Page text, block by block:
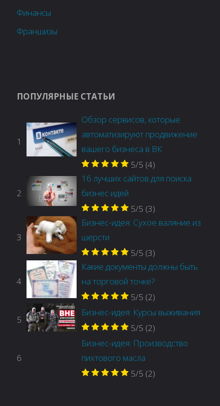
Финансы
Франшизы
ПОПУЛЯРНЫЕ СТАТЬИ
1
Обзор сервисов, которые
автоматизируют продвижение
вашего бизнеса в ВК
5/5 (4)
2
16 лучших сайтов для поиска
бизнес идей
5/5 (3)
3
Бизнес-идея: Сухое валяние из
шерсти
5/5 (3)
4
Какие документы должны быть
на торговой точке?
5/5 (2)
5
Бизнес-идея: Курсы выживания
5/5 (2)
6
Бизнес-идея: Производство
пихтового масла
5/5 (2)